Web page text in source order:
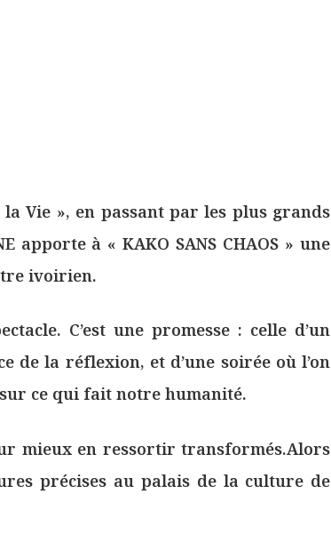
la Vie », en passant par les plus grands
apporte à « KAKO SANS CHAOS » une
ivoirien.
C’est une promesse : celle d’un
de la réflexion, et d’une soirée où l’on
ce qui fait notre humanité.
mieux en ressortir transformés.Alors
précises au palais de la culture de